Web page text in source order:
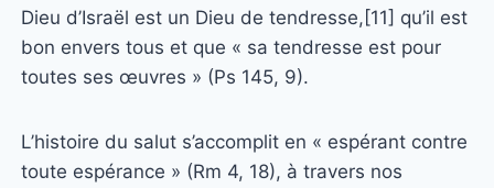
Dieu d’Israël est un Dieu de tendresse,[11] qu’il est
bon envers tous et que « sa tendresse est pour
toutes ses œuvres » (Ps 145, 9).
L’histoire du salut s’accomplit en « espérant contre
toute espérance » (Rm 4, 18), à travers nos